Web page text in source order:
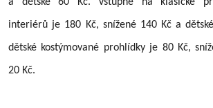
interiérů je 180 Kč, snížené 140 Kč a
dětské kostýmované prohlídky je 80 Kč,
20 Kč.